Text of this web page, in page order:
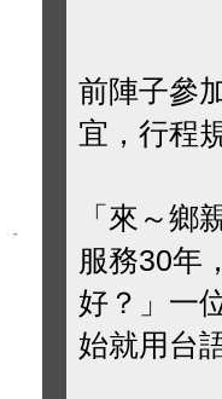
前陣子參
宜，行程
「來～鄉
服務30年
好？」一
始就用台